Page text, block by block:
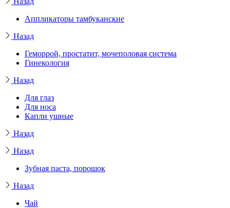
Аппликаторы тамбуканские
Назад
Геморрой, простатит, мочеполовая система
Гинекология
Назад
Для глаз
Для носа
Капли ушные
Назад
Назад
Зубная паста, порошок
Назад
Чай